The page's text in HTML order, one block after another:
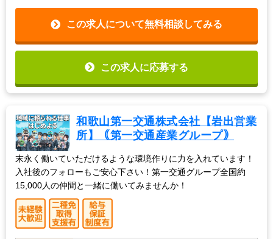
この求人について無料相談してみる
この求人に応募する
和歌山第一交通株式会社【岩出営業
所】｟第一交通産業グループ｠
末永く働いていただけるような環境作りに力を入れています！
入社後のフォローもご安心下さい！第一交通グループ全国約
15,000人の仲間と一緒に働いてみませんか！